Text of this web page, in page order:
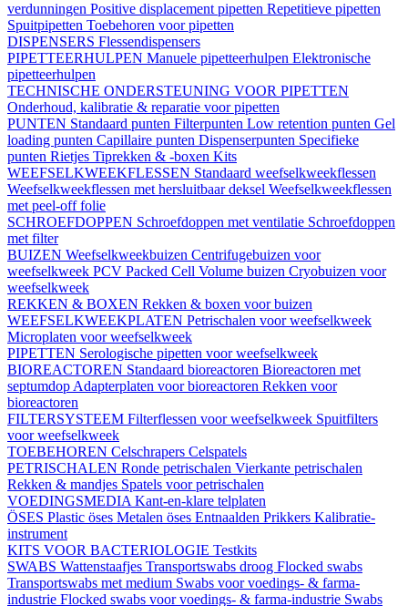
verdunningen Positive displacement pipetten Repetitieve pipetten
Spuitpipetten Toebehoren voor pipetten
DISPENSERS Flessendispensers
PIPETTEERHULPEN Manuele pipetteerhulpen Elektronische
pipetteerhulpen
TECHNISCHE ONDERSTEUNING VOOR PIPETTEN
Onderhoud, kalibratie & reparatie voor pipetten
PUNTEN Standaard punten Filterpunten Low retention punten Gel
loading punten Capillaire punten Dispenserpunten Specifieke
punten Rietjes Tiprekken & -boxen Kits
WEEFSELKWEEKFLESSEN Standaard weefselkweekflessen
Weefselkweekflessen met hersluitbaar deksel Weefselkweekflessen
met peel-off folie
SCHROEFDOPPEN Schroefdoppen met ventilatie Schroefdoppen
met filter
BUIZEN Weefselkweekbuizen Centrifugebuizen voor
weefselkweek PCV Packed Cell Volume buizen Cryobuizen voor
weefselkweek
REKKEN & BOXEN Rekken & boxen voor buizen
WEEFSELKWEEKPLATEN Petrischalen voor weefselkweek
Microplaten voor weefselkweek
PIPETTEN Serologische pipetten voor weefselkweek
BIOREACTOREN Standaard bioreactoren Bioreactoren met
septumdop Adapterplaten voor bioreactoren Rekken voor
bioreactoren
FILTERSYSTEEM Filterflessen voor weefselkweek Spuitfilters
voor weefselkweek
TOEBEHOREN Celschrapers Celspatels
PETRISCHALEN Ronde petrischalen Vierkante petrischalen
Rekken & mandjes Spatels voor petrischalen
VOEDINGSMEDIA Kant-en-klare telplaten
ÖSES Plastic öses Metalen öses Entnaalden Prikkers Kalibratie-
instrument
KITS VOOR BACTERIOLOGIE Testkits
SWABS Wattenstaafjes Transportswabs droog Flocked swabs
Transportswabs met medium Swabs voor voedings- & farma-
industrie Flocked swabs voor voedings- & farma-industrie Swabs